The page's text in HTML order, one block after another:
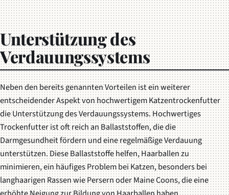
Unterstützung des
Verdauungssystems
Neben den bereits genannten Vorteilen ist ein weiterer
entscheidender Aspekt von hochwertigem Katzentrockenfutter
die Unterstützung des Verdauungssystems. Hochwertiges
Trockenfutter ist oft reich an Ballaststoffen, die die
Darmgesundheit fördern und eine regelmäßige Verdauung
unterstützen. Diese Ballaststoffe helfen, Haarballen zu
minimieren, ein häufiges Problem bei Katzen, besonders bei
langhaarigen Rassen wie Persern oder Maine Coons, die eine